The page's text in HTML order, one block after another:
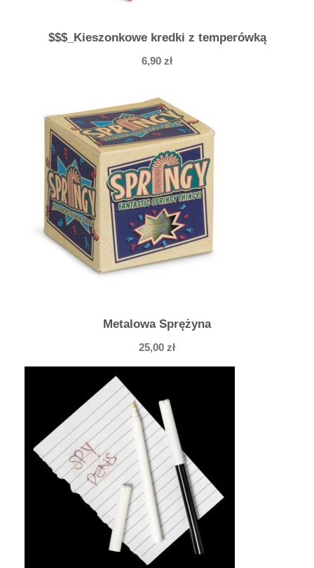
$$$_Kieszonkowe kredki z temperówką
6,90 zł
Metalowa Sprężyna
25,00 zł